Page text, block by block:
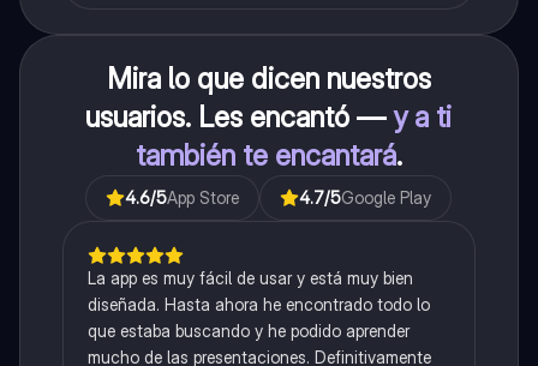
Mira lo que dicen nuestros
usuarios. Les encantó —y a ti
también te encantará.
4.6/5App Store 4.7/5Google Play
La app es muy fácil de usar y está muy bien
diseñada. Hasta ahora he encontrado todo lo
que estaba buscando y he podido aprender
mucho de las presentaciones. Definitivamente